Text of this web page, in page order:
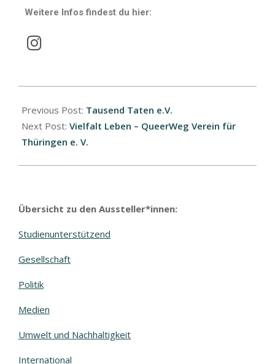
Weitere Infos findest du hier:
Previous Post: Tausend Taten e.V.
Next Post: Vielfalt Leben – QueerWeg Verein für
Thüringen e. V.
Übersicht zu den Aussteller*innen:
Studienunterstützend
Gesellschaft
Politik
Medien
Umwelt und Nachhaltigkeit
International